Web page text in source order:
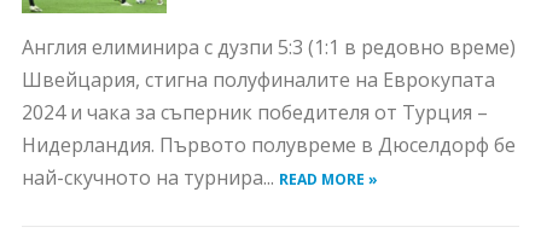
Англия елиминира с дузпи 5:3 (1:1 в редовно време)
Швейцария, стигна полуфиналите на Еврокупата
2024 и чака за съперник победителя от Турция –
Нидерландия. Първото полувреме в Дюселдорф бе
най-скучното на турнира... READ MORE »